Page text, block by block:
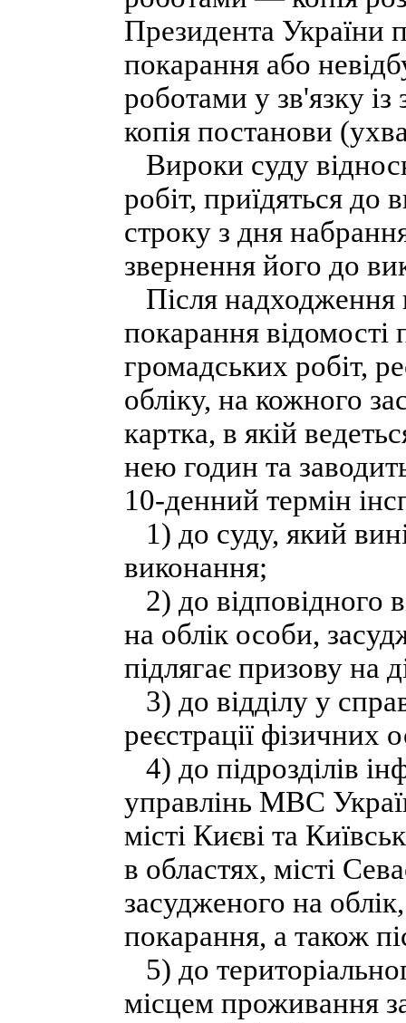
Президента України
покарання або
роботами у зв'язку
копія постанови
Вироки суду
робіт, приїдяться до
строку з дня
звернення його до
Після надходження
покарання
громадських робіт,
обліку, на кожного
картка, в якій
нею годин та
10-денний термін
1) до суду, який
виконання;
2) до відповідного
на облік особи,
підлягає призову на
3) до відділу у
реєстрації
4) до підрозділів
управлінь МВС
місті Києві та
в областях, місті
засудженого на
покарання, а також
5) до
місцем проживання